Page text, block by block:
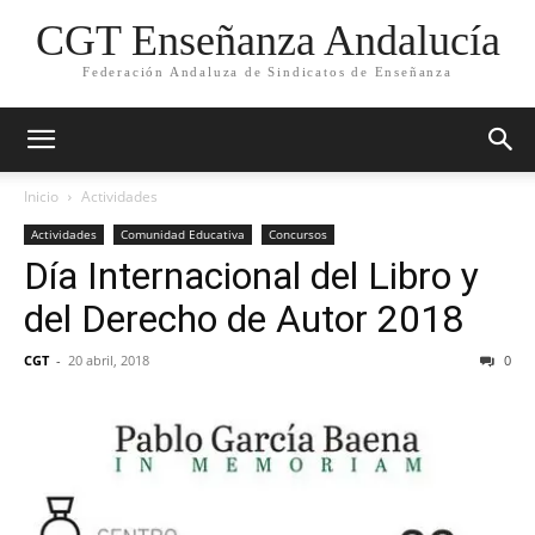
CGT Enseñanza Andalucía
Federación Andaluza de Sindicatos de Enseñanza
Inicio Actividades
Actividades Comunidad Educativa Concursos
Día Internacional del Libro y
del Derecho de Autor 2018
CGT - 20 abril, 2018 0